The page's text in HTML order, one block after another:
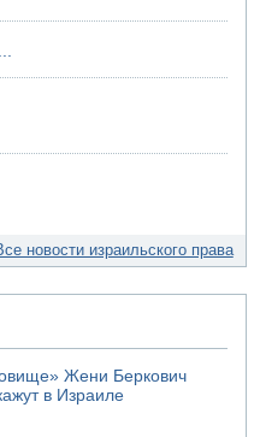
новости израильского права
Жени Беркович
в Израиле